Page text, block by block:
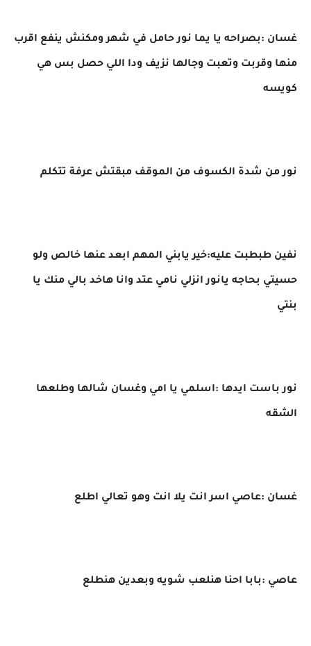
غسان :بصراحه يا يما نور حامل في شهر ومكنش ينفع اقرب
منها وقربت وتعبت وجالها نزيف ودا اللي حصل بس هي
كويسه
نور من شدة الكسوف من الموقف مبقتش عرفة تتكلم
نفين طبطبت عليه:خير يابني المهم ابعد عنها خالص ولو
حسيتي بحاجه يانور انزلي نامي عتد وانا هاخد بالي منك يا
بنتي
نور باست ايدها :اسلمي يا امي وغسان شالها وطلعها
الشقه
غسان :عاصي اسر انت يلا انت وهو تعالي اطلع
عاصي :بابا احنا هنلعب شويه وبعدين هنطلع